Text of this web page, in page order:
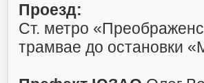
Проезд:
Ст. метро
трамвае до остановки